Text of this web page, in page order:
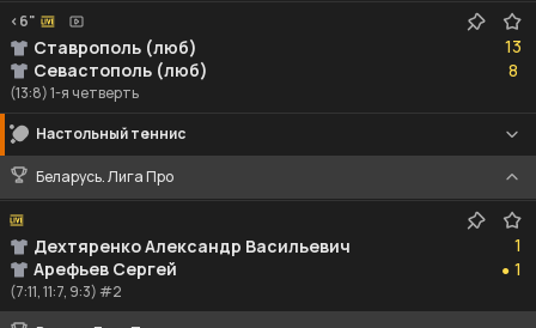
<6"
Ставрополь (люб)
Севастополь (люб)
13
13
8
8
(13:8) 1-я четверть
Настольный теннис
Беларусь. Лига Про
Дехтяренко Александр Васильевич
Арефьев Сергей
1
1
●
1
1
(7:11, 11:7, 9:3) #2